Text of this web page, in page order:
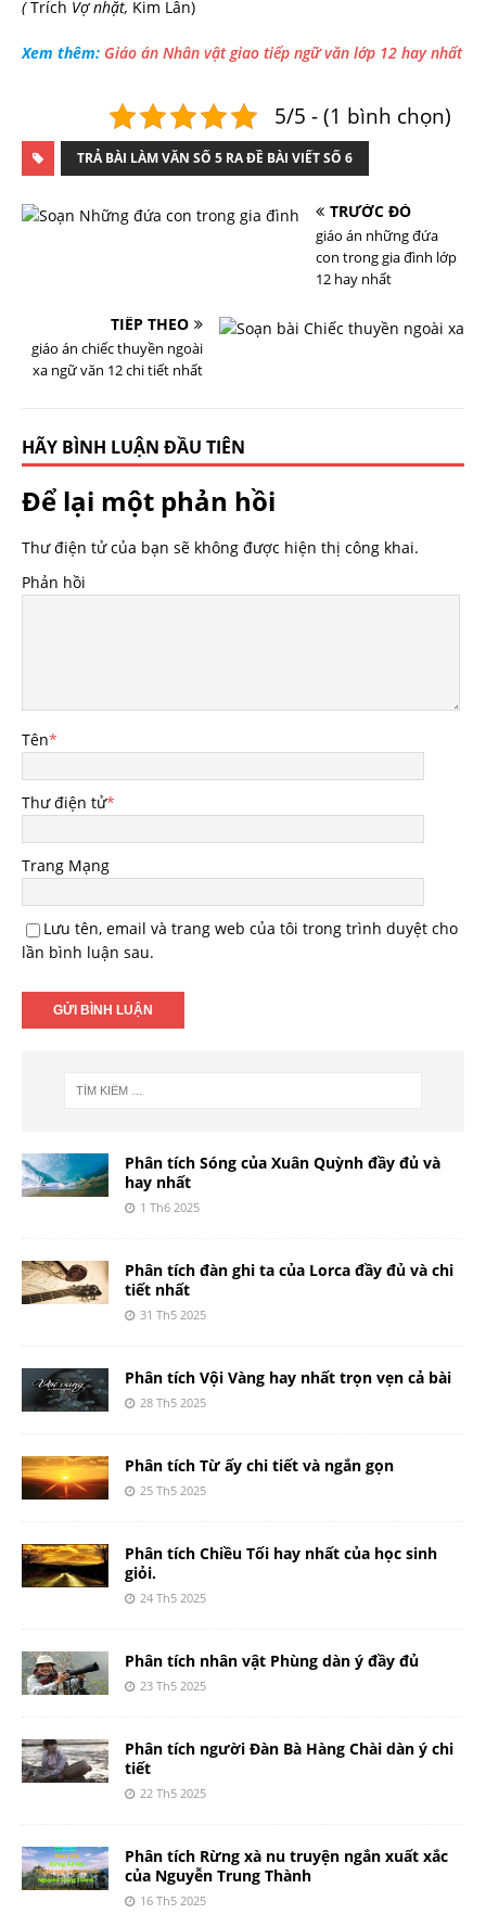
(Trích Vợ nhặt, Kim Lân)
Xem thêm: Giáo án Nhân vật giao tiếp ngữ văn lớp 12 hay nhất
5/5 - (1 bình chọn)
TRẢ BÀI LÀM VĂN SỐ 5 RA ĐỀ BÀI VIẾT SỐ 6
TRƯỚC ĐÓ
giáo án những đứa
con trong gia đình lớp
12 hay nhất
TIẾP THEO
giáo án chiếc thuyền ngoài
xa ngữ văn 12 chi tiết nhất
HÃY BÌNH LUẬN ĐẦU TIÊN
Để lại một phản hồi
Thư điện tử của bạn sẽ không được hiện thị công khai.
Phản hồi
Tên*
Thư điện tử*
Trang Mạng
Lưu tên, email và trang web của tôi trong trình duyệt cho
lần bình luận sau.
Phân tích Sóng của Xuân Quỳnh đầy đủ và
hay nhất
1 Th6 2025
Phân tích đàn ghi ta của Lorca đầy đủ và chi
tiết nhất
31 Th5 2025
Phân tích Vội Vàng hay nhất trọn vẹn cả bài
28 Th5 2025
Phân tích Từ ấy chi tiết và ngắn gọn
25 Th5 2025
Phân tích Chiều Tối hay nhất của học sinh
giỏi.
24 Th5 2025
Phân tích nhân vật Phùng dàn ý đầy đủ
23 Th5 2025
Phân tích người Đàn Bà Hàng Chài dàn ý chi
tiết
22 Th5 2025
Phân tích Rừng xà nu truyện ngắn xuất xắc
của Nguyễn Trung Thành
16 Th5 2025